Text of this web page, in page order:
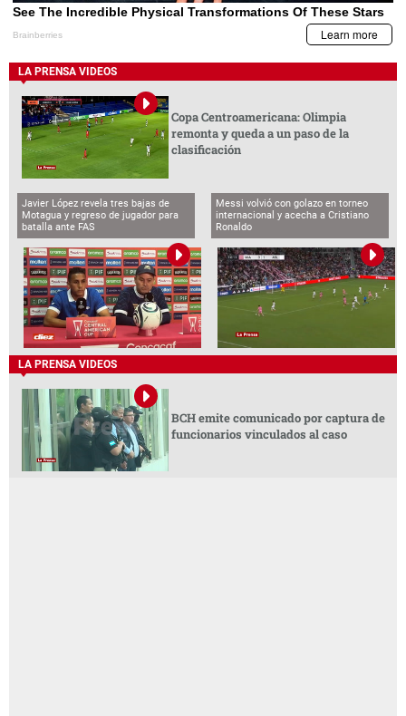
LA PRENSA VIDEOS
Copa Centroamericana: Olimpia
remonta y queda a un paso de la
clasificación
Javier López revela tres bajas de
Motagua y regreso de jugador para
batalla ante FAS
Messi volvió con golazo en torneo
internacional y acecha a Cristiano
Ronaldo
LA PRENSA VIDEOS
BCH emite comunicado por captura de
funcionarios vinculados al caso